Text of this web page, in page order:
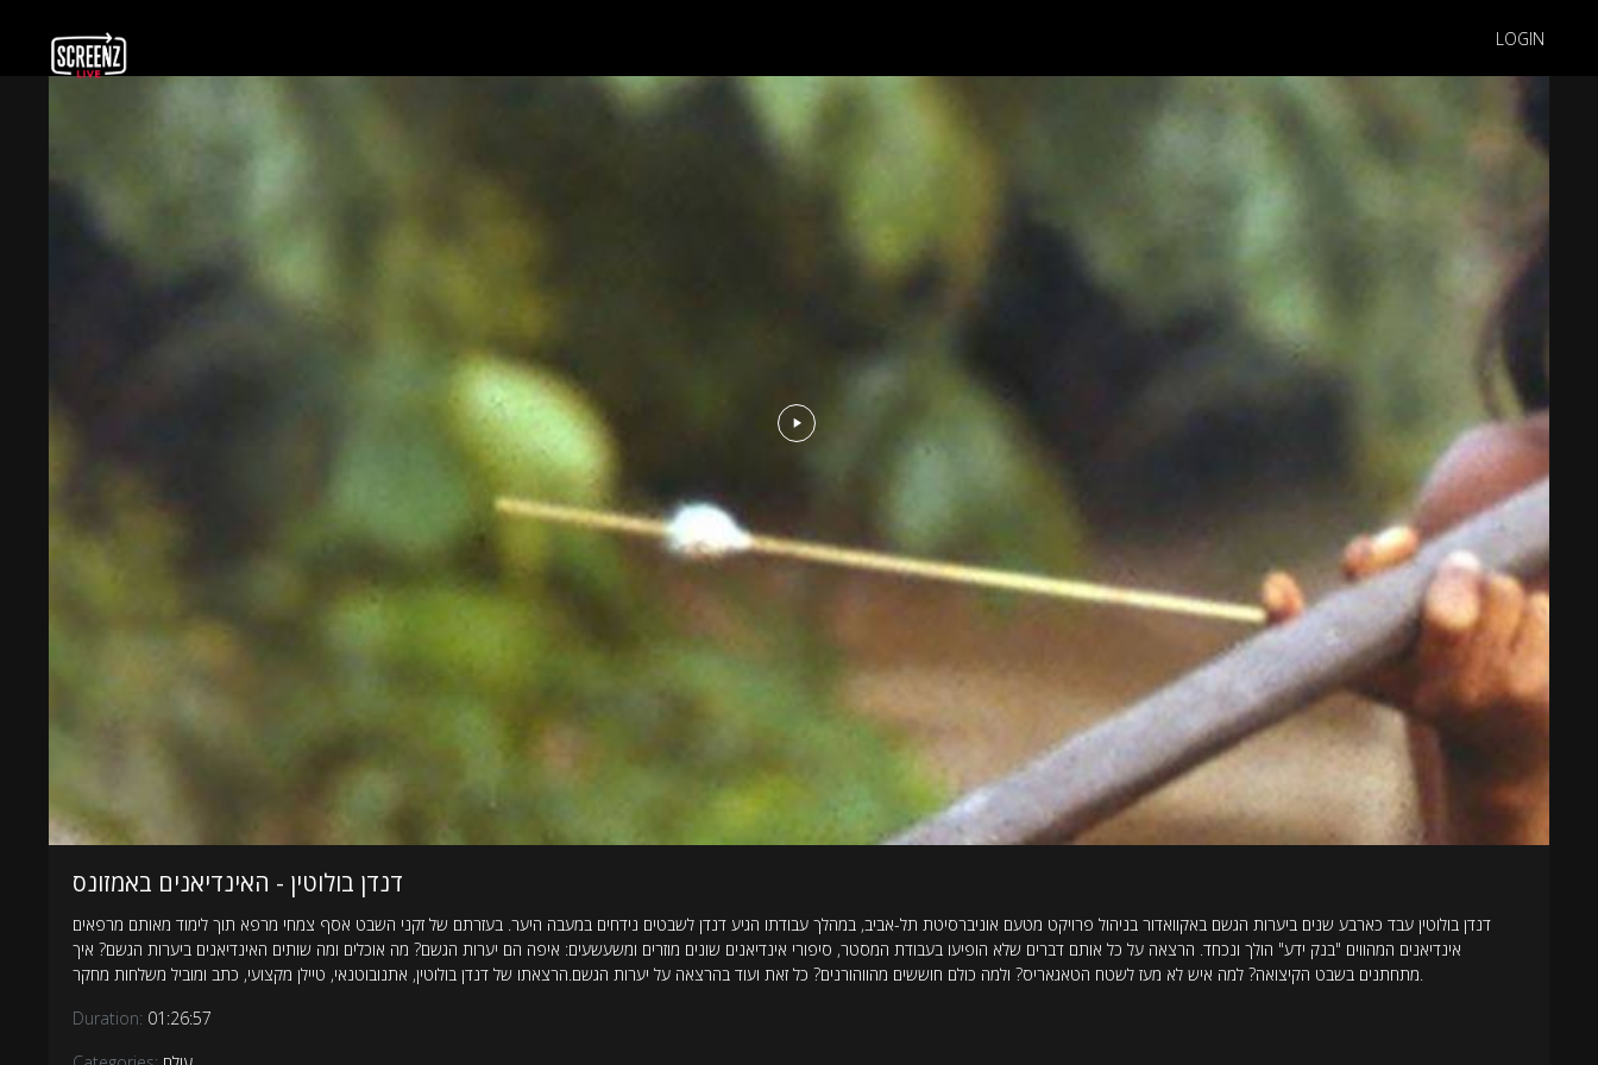
LOGIN
דנדן בולוטין - האינדיאנים באמזונס
דנדן בולוטין עבד כארבע שנים ביערות הגשם באקוואדור בניהול פרויקט מטעם אוניברסיטת תל-אביב, במהלך עבודתו הגיע דנדן לשבטים נידחים במעבה היער. בעזרתם של זקני השבט אסף צמחי מרפא תוך לימוד מאותם מרפאים
אינדיאנים המהווים "בנק ידע" הולך ונכחד. הרצאה על כל אותם דברים שלא הופיעו בעבודת המסטר, סיפורי אינדיאנים שונים מוזרים ומשעשעים: איפה הם יערות הגשם? מה אוכלים ומה שותים האינדיאנים ביערות הגשם? איך
Duration: 01:26:57